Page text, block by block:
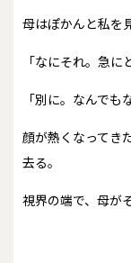
母はぽかんと私を
「なにそれ。急に
「別に。なんでも
顔が熱くなってき
去る。
視界の端で、母が